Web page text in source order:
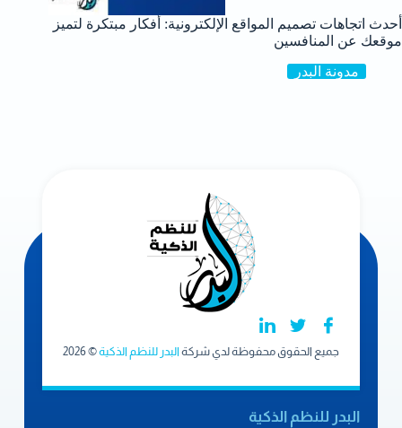
أحدث اتجاهات تصميم المواقع الإلكترونية: أفكار مبتكرة لتميز
موقعك عن المنافسين
مدونة البدر
جميع الحقوق محفوظة لدي شركة البدر للنظم الذكية© 2026
البدر للنظم الذكية